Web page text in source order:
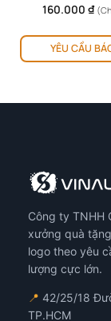
160.000 ₫
YÊU CẦU
Công ty TNHH
xưởng quà
logo theo yêu
lượng cực lớn.
📍 42/25/18
TP.HCM